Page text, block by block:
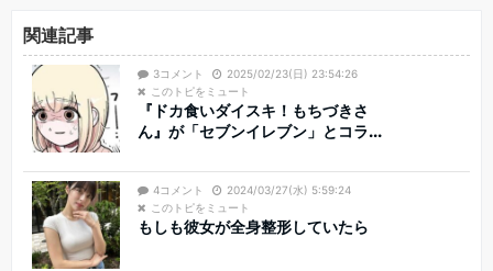
関連記事
3コメント
2025/02/23(日) 23:54:26
このトピをミュート
『ドカ食いダイスキ！もちづきさ
ん』が「セブンイレブン」とコラ...
4コメント
2024/03/27(水) 5:59:24
このトピをミュート
もしも彼女が全身整形していたら